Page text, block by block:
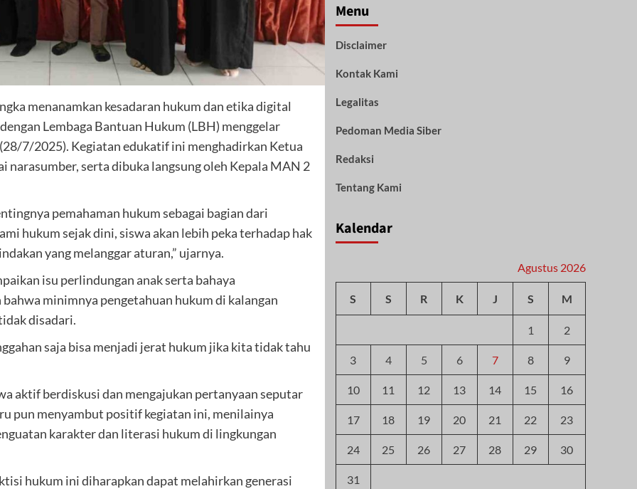
menanamkan kesadaran hukum dan etika digital
Lembaga Bantuan Hukum (LBH) menggelar
7/2025). Kegiatan edukatif ini menghadirkan Ketua
narasumber, serta dibuka langsung oleh Kepala MAN 2
pemahaman hukum sebagai bagian dari
hukum sejak dini, siswa akan lebih peka terhadap hak
yang melanggar aturan,” ujarnya.
isu perlindungan anak serta bahaya
minimnya pengetahuan hukum di kalangan
disadari.
saja bisa menjadi jerat hukum jika kita tidak tahu
aktif berdiskusi dan mengajukan pertanyaan seputar
pun menyambut positif kegiatan ini, menilainya
karakter dan literasi hukum di lingkungan
hukum ini diharapkan dapat melahirkan generasi
Menu
Disclaimer
Kontak Kami
Legalitas
Pedoman Media Siber
Redaksi
Tentang Kami
Kalendar
Agustus 2026
S S R K J S M
1 2
3 4 5 6 7 8 9
10 11 12 13 14 15 16
17 18 19 20 21 22 23
24 25 26 27 28 29 30
31